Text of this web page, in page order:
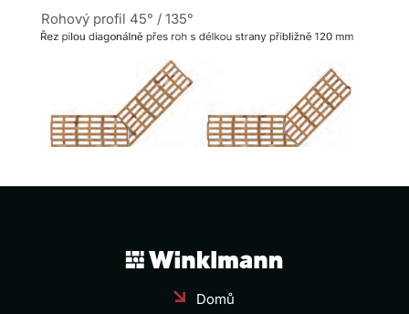
Rohový profil 45° / 135°
Domů